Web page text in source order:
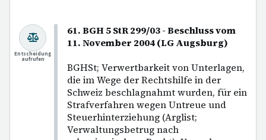
61. BGH 5 StR 299/03 - Beschluss vom
11. November 2004 (LG Augsburg)
BGHSt; Verwertbarkeit von Unterlagen,
die im Wege der Rechtshilfe in der
Schweiz beschlagnahmt wurden, für ein
Strafverfahren wegen Untreue und
Steuerhinterziehung (Arglist;
Verwaltungsbetrug nach
Entscheidung
aufrufen